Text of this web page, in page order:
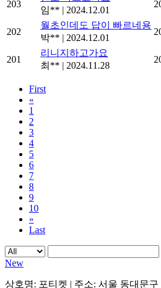
203
임** | 2024.12.01
202
월초인데도 답이 빠르네용
박** | 2024.12.01
201
리니지하고가요
최** | 2024.11.28
First
«
1
2
3
4
5
6
7
8
9
10
»
Last
New
상호명: 포티켓 | 주소: 서울 동대문구